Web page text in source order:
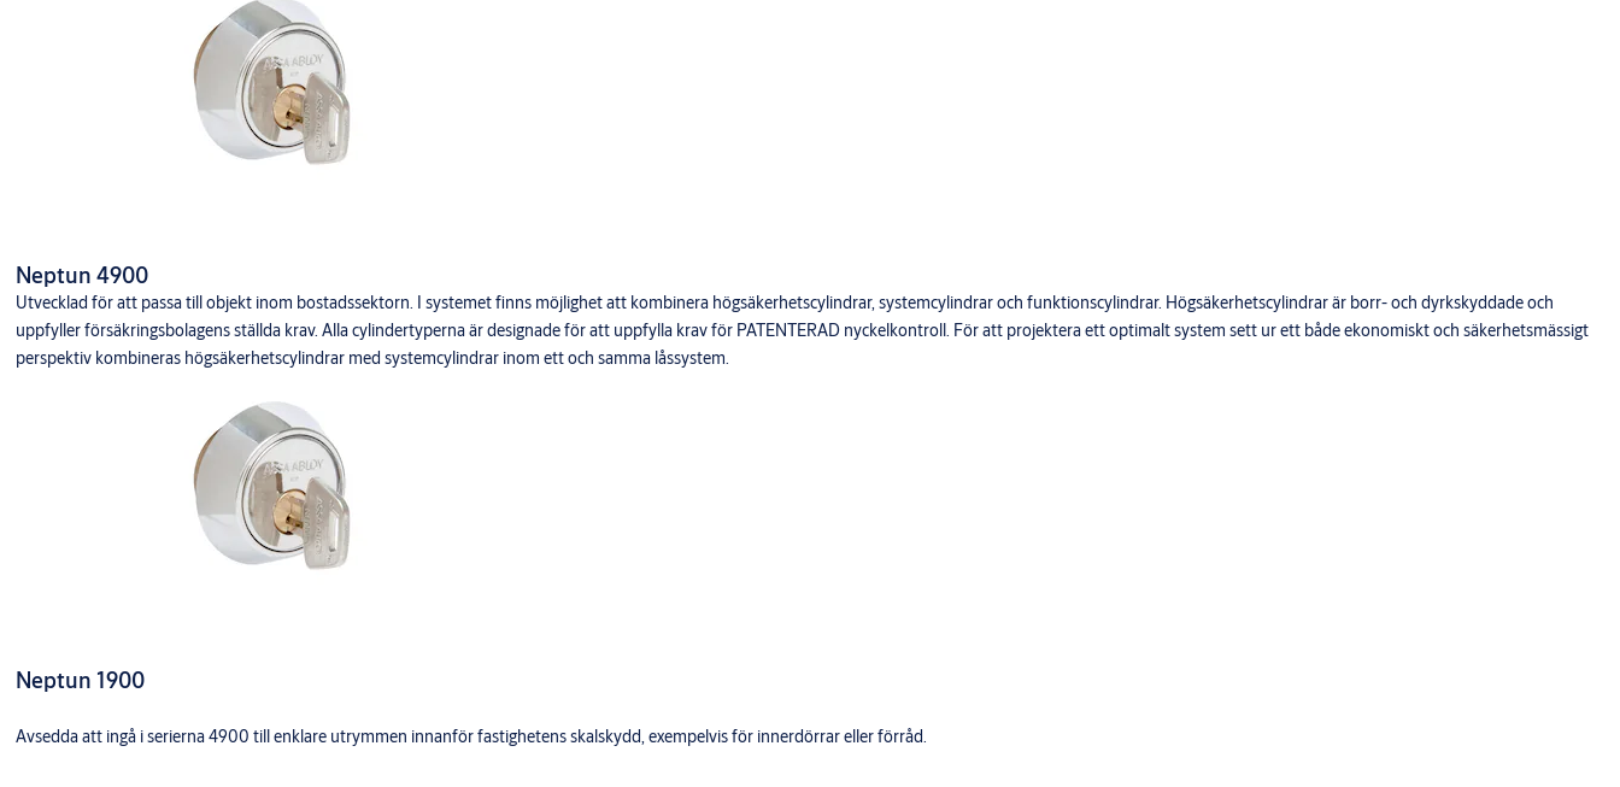
-Övre och nedre cylindern manövrerar låshuset, oberoende av varandra.
-Valet av övre och nedre cylinder kan vara både mekaniskt och elekromekanisk eller en kombination.
Tillträde nedre cylinder
-Elektromekanisk Triton CLIQ Remote cylinder (B5990) tillträdet styrs med stöd tid och datum vilken
-Existerande behör på dörrens insida kan användas. Dock vid krav på klass 2A skall runt magnetvred
användas och vid klass 3 skall rund cylinder beslås från insidan. Finns detta måste skruvarna för
infästning av SHARELOCK bytas ut till höghållfasthetsskruvar.
Neptun 4900
Utvecklad för att passa till objekt inom bostadssektorn. I systemet finns möjlighet att kombinera högsäkerhetscylindrar, systemcylindrar och funktionscylindrar. Högsäkerhetscylindrar är borr- och dyrkskyddade och
uppfyller försäkringsbolagens ställda krav. Alla cylindertyperna är designade för att uppfylla krav för PATENTERAD nyckelkontroll. För att projektera ett optimalt system sett ur ett både ekonomiskt och säkerhetsmässigt
perspektiv kombineras högsäkerhetscylindrar med systemcylindrar inom ett och samma låssystem.
Neptun 1900
Avsedda att ingå i serierna 4900 till enklare utrymmen innanför fastighetens skalskydd, exempelvis för innerdörrar eller förråd.